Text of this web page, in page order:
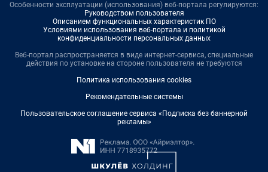
Особенности эксплуатации (использования) веб-портала регулируются:
Руководством пользователя
Описанием функциональных характеристик ПО
Условиями использования веб-портала и политикой
конфиденциальности персональных данных
Веб-портал распространяется в виде интернет-сервиса, специальные
действия по установке на стороне пользователя не требуются
Политика использования cookies
Рекомендательные системы
Пользовательское соглашение сервиса «Подписка без баннерной
рекламы»